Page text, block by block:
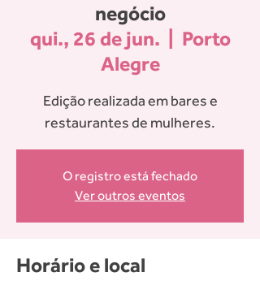
negócio
qui., 26 de jun.
Porto
Alegre
Edição realizada em bares e
restaurantes de mulheres.
O registro está fechado
Ver outros eventos
Horário e local